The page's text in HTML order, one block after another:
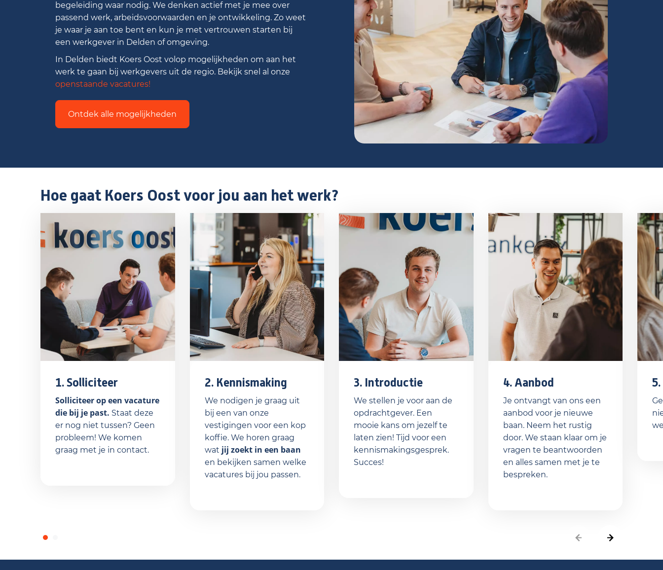
begeleiding waar nodig. We denken actief met je mee over
passend werk, arbeidsvoorwaarden en je ontwikkeling. Zo weet
je waar je aan toe bent en kun je met vertrouwen starten bij
een werkgever in Delden of omgeving.
In Delden biedt Koers Oost volop mogelijkheden om aan het
werk te gaan bij werkgevers uit de regio. Bekijk snel al onze
openstaande vacatures!
Ontdek alle mogelijkheden
Hoe gaat Koers Oost voor jou aan het werk?
1. Solliciteer
Solliciteer op een vacature
die bij je past. Staat deze
er nog niet tussen? Geen
probleem! We komen
graag met je in contact.
2. Kennismaking
We nodigen je graag uit
bij een van onze
vestigingen voor een kop
koffie. We horen graag
wat jij zoekt in een baan
en bekijken samen welke
vacatures bij jou passen.
3. Introductie
We stellen je voor aan de
opdrachtgever. Een
mooie kans om jezelf te
laten zien! Tijd voor een
kennismakingsgesprek.
Succes!
4. Aanbod
Je ontvangt van ons een
aanbod voor je nieuwe
baan. Neem het rustig
door. We staan klaar om je
vragen te beantwoorden
en alles samen met je te
bespreken.